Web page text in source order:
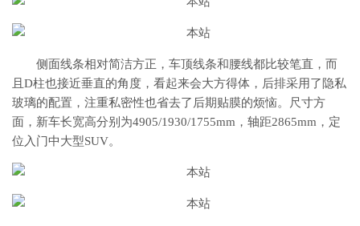
侧面线条相对简洁方正，车顶线条和腰线都比较笔直，而
且D柱也接近垂直的角度，看起来会大方得体，后排采用了隐私
玻璃的配置，注重私密性也省去了后期贴膜的烦恼。尺寸方
面，新车长宽高分别为4905/1930/1755mm，轴距2865mm，定
位入门中大型SUV。